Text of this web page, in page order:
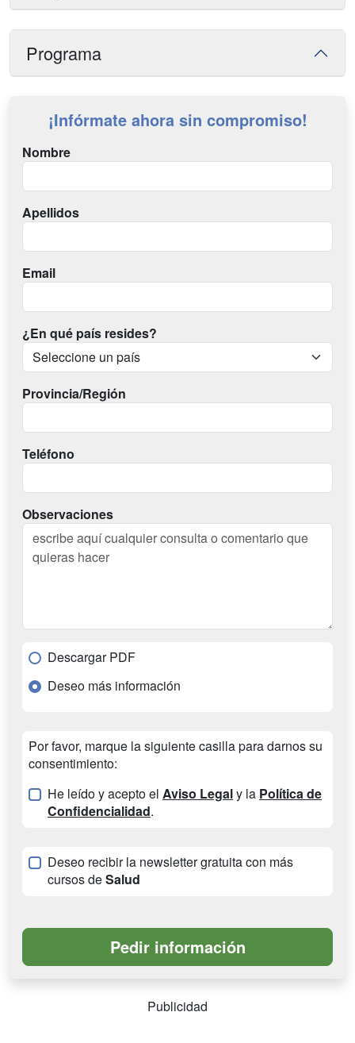
Programa
¡Infórmate ahora sin compromiso!
Nombre
Apellidos
Email
¿En qué país resides?
Provincia/Región
Teléfono
Observaciones
Descargar PDF
Deseo más información
Por favor, marque la siguiente casilla para darnos su
consentimiento:
He leído y acepto el Aviso Legaly la Política de
Confidencialidad.
Deseo recibir la newsletter gratuita con más
cursos deSalud
Publicidad